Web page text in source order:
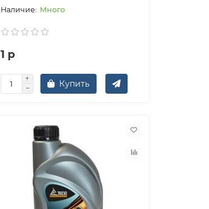
Много
1 р
Купить